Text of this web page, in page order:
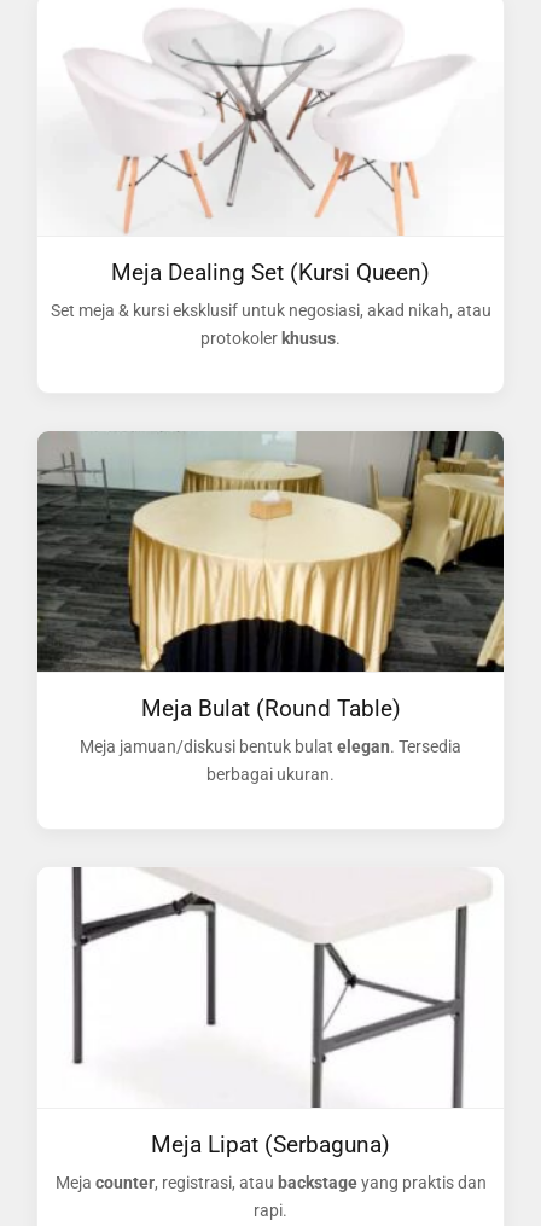
Meja Dealing Set (Kursi Queen)
Set meja & kursi eksklusif untuk negosiasi, akad nikah, atau
protokoler khusus.
Meja Bulat (Round Table)
Meja jamuan/diskusi bentuk bulat elegan. Tersedia
berbagai ukuran.
Meja Lipat (Serbaguna)
Meja counter, registrasi, atau backstageyang praktis dan
rapi.